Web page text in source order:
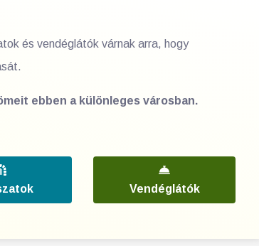
és vendéglátók várnak arra, hogy
ebben a különleges városban.
Vendéglátók